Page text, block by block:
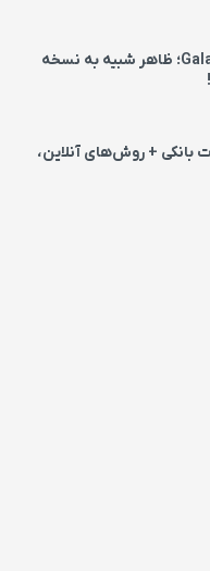
بررسی گوشی Galaxy Z Flip8؛ ظاهر شبیه به نسخه
+ روش‌های آنلاین،